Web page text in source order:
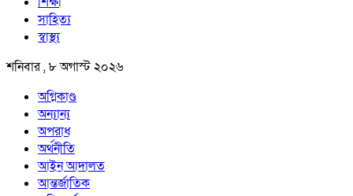
সাহিত্য
স্বাস্থ্য
শনিবার , ৮ অগাস্ট ২০২৬
অগ্নিকাণ্ড
অন্যান্য
অপরাধ
অর্থনীতি
আইন আদালত
আন্তর্জাতিক